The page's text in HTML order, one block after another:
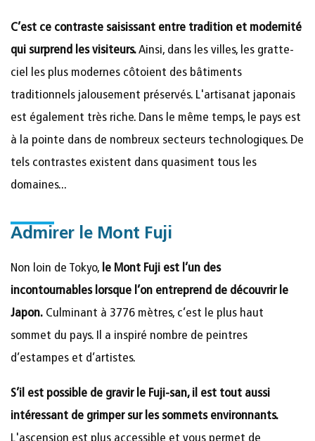
C’est ce contraste saisissant entre tradition et modernité
qui surprend les visiteurs.Ainsi, dans les villes, les gratte-
ciel les plus modernes côtoient des bâtiments
traditionnels jalousement préservés. L'artisanat japonais
est également très riche. Dans le même temps, le pays est
à la pointe dans de nombreux secteurs technologiques. De
tels contrastes existent dans quasiment tous les
domaines...
Admirer le Mont Fuji
Non loin de Tokyo, le Mont Fuji est l’un des
incontournables lorsque l’on entreprend de découvrir le
Japon. Culminant à 3776 mètres, c’est le plus haut
sommet du pays. Il a inspiré nombre de peintres
d’estampes et d’artistes.
S’il est possible de gravir le Fuji-san, il est tout aussi
intéressant de grimper sur les sommets environnants.